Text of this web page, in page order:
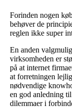
Forinden nogen
behøver de
reglen ikke super
En anden
virksomheden er
på at internet
at forretningen
nødvendige
en god anledning
dilemmaer i